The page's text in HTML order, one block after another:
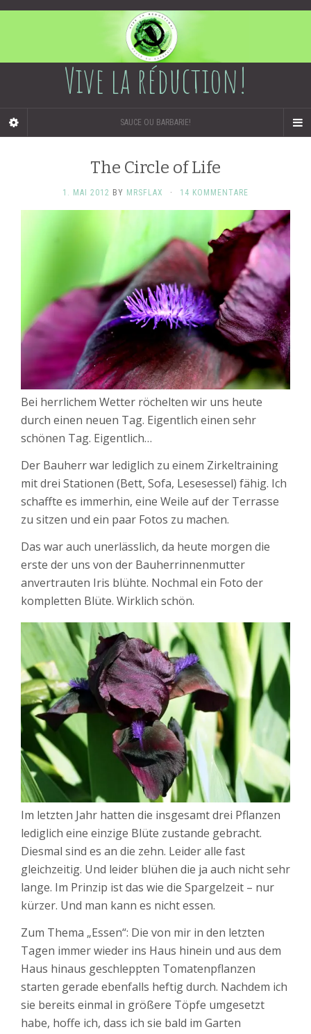
Vive la réduction!
SAUCE OU BARBARIE!
The Circle of Life
1. MAI 2012 BY MRSFLAX · 14 KOMMENTARE
Bei herrlichem Wetter röchelten wir uns heute
durch einen neuen Tag. Eigentlich einen sehr
schönen Tag. Eigentlich…
Der Bauherr war lediglich zu einem Zirkeltraining
mit drei Stationen (Bett, Sofa, Lesesessel) fähig. Ich
schaffte es immerhin, eine Weile auf der Terrasse
zu sitzen und ein paar Fotos zu machen.
Das war auch unerlässlich, da heute morgen die
erste der uns von der Bauherrinnenmutter
anvertrauten Iris blühte. Nochmal ein Foto der
kompletten Blüte. Wirklich schön.
Im letzten Jahr hatten die insgesamt drei Pflanzen
lediglich eine einzige Blüte zustande gebracht.
Diesmal sind es an die zehn. Leider alle fast
gleichzeitig. Und leider blühen die ja auch nicht sehr
lange. Im Prinzip ist das wie die Spargelzeit – nur
kürzer. Und man kann es nicht essen.
Zum Thema „Essen“: Die von mir in den letzten
Tagen immer wieder ins Haus hinein und aus dem
Haus hinaus geschleppten Tomatenpflanzen
starten gerade ebenfalls heftig durch. Nachdem ich
sie bereits einmal in größere Töpfe umgesetzt
habe, hoffe ich, dass ich sie bald im Garten